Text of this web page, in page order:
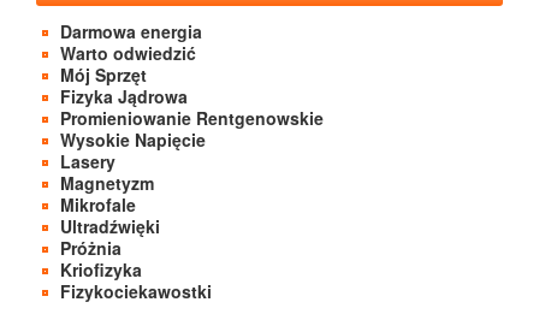
Darmowa energia
Warto odwiedzić
Mój Sprzęt
Fizyka Jądrowa
Promieniowanie Rentgenowskie
Wysokie Napięcie
Lasery
Magnetyzm
Mikrofale
Ultradźwięki
Próżnia
Kriofizyka
Fizykociekawostki